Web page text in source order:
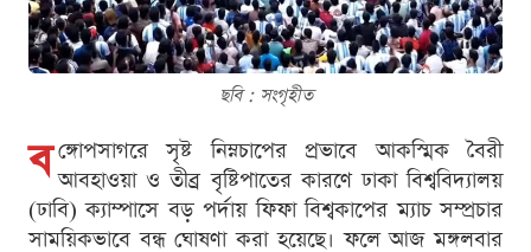
ছবি : সংগৃহীত
ব ঙ্গোপসাগরে সৃষ্ট নিম্নচাপের প্রভাবে আকস্মিক বৈরী
আবহাওয়া ও তীব্র বৃষ্টিপাতের কারণে ঢাকা বিশ্ববিদ্যালয়
(ঢাবি) ক্যাম্পাসে বড় পর্দায় ফিফা বিশ্বকাপের ম্যাচ সম্প্রচার
সাময়িকভাবে বন্ধ ঘোষণা করা হয়েছে। ফলে আজ মঙ্গলবার